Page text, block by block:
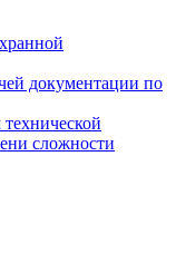
документации по
сложности